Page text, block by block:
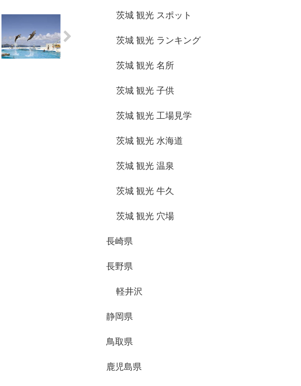
茨城 観光 スポット
茨城 観光 ランキング
茨城 観光 名所
茨城 観光 子供
茨城 観光 工場見学
茨城 観光 水海道
茨城 観光 温泉
茨城 観光 牛久
茨城 観光 穴場
長崎県
長野県
軽井沢
静岡県
鳥取県
鹿児島県